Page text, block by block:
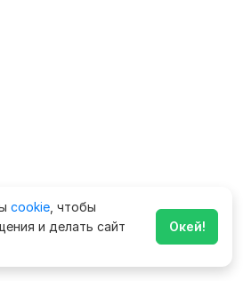
cookie , чтобы
и делать сайт
Окей!